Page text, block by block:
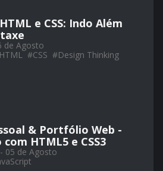
e CSS: Indo Além
de Agosto
HTML #CSS #Design Thinking
& Portfólio Web -
HTML5 e CSS3
05 de Agosto